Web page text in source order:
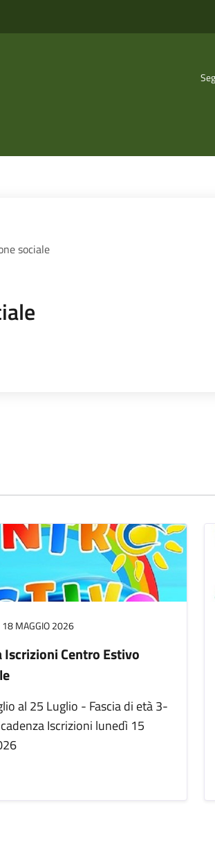
sociale
18 MAGGIO 2026
Centro Estivo
al 25 Luglio - Fascia di età 3-
Iscrizioni lunedì 15